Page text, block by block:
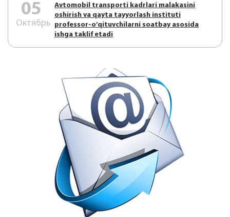
05
Октябрь
Аvtоmоbil trаnspоrti kаdrlаri mаlаkаsini
оshirish vа qаytа tаyyorlаsh instituti
prоfеssоr-o’qituvchilаrni sоаtbаy аsоsidа
ishgа tаklif etаdi